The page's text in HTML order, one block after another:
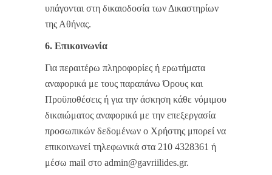
υπάγονται στη δικαιοδοσία των Δικαστηρίων
της Αθήνας.
6. Επικοινωνία
Για περαιτέρω πληροφορίες ή ερωτήματα
αναφορικά με τους παραπάνω Όρους και
Προϋποθέσεις ή για την άσκηση κάθε νόμιμου
δικαιώματος αναφορικά με την επεξεργασία
προσωπικών δεδομένων ο Χρήστης μπορεί να
επικοινωνεί τηλεφωνικά στα 210 4328361 ή
μέσω mail στο admin@gavriilides.gr.